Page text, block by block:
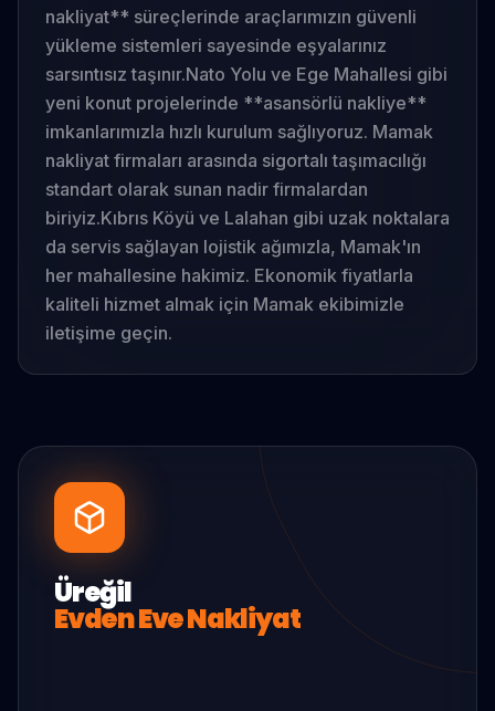
nakliyat** süreçlerinde araçlarımızın güvenli
yükleme sistemleri sayesinde eşyalarınız
sarsıntısız taşınır.Nato Yolu ve Ege Mahallesi gibi
yeni konut projelerinde **asansörlü nakliye**
imkanlarımızla hızlı kurulum sağlıyoruz. Mamak
nakliyat firmaları arasında sigortalı taşımacılığı
standart olarak sunan nadir firmalardan
biriyiz.Kıbrıs Köyü ve Lalahan gibi uzak noktalara
da servis sağlayan lojistik ağımızla, Mamak'ın
her mahallesine hakimiz. Ekonomik fiyatlarla
kaliteli hizmet almak için Mamak ekibimizle
iletişime geçin.
Üreğil
Evden Eve Nakliyat